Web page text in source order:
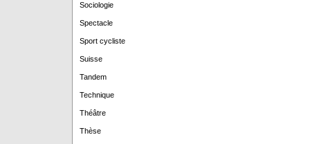
Sociologie
Spectacle
Sport cycliste
Suisse
Tandem
Technique
Théâtre
Thèse